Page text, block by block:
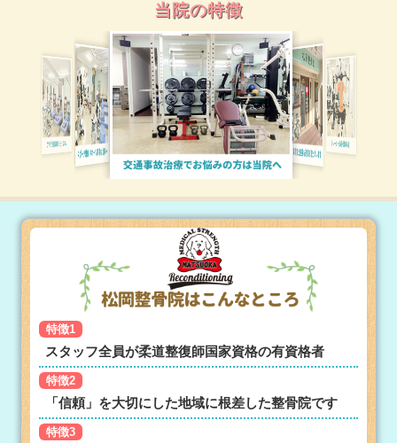
当院の特徴
特徴1
スタッフ全員が柔道整復師国家資格の有資格者
特徴2
「信頼」を大切にした地域に根差した整骨院です
特徴3